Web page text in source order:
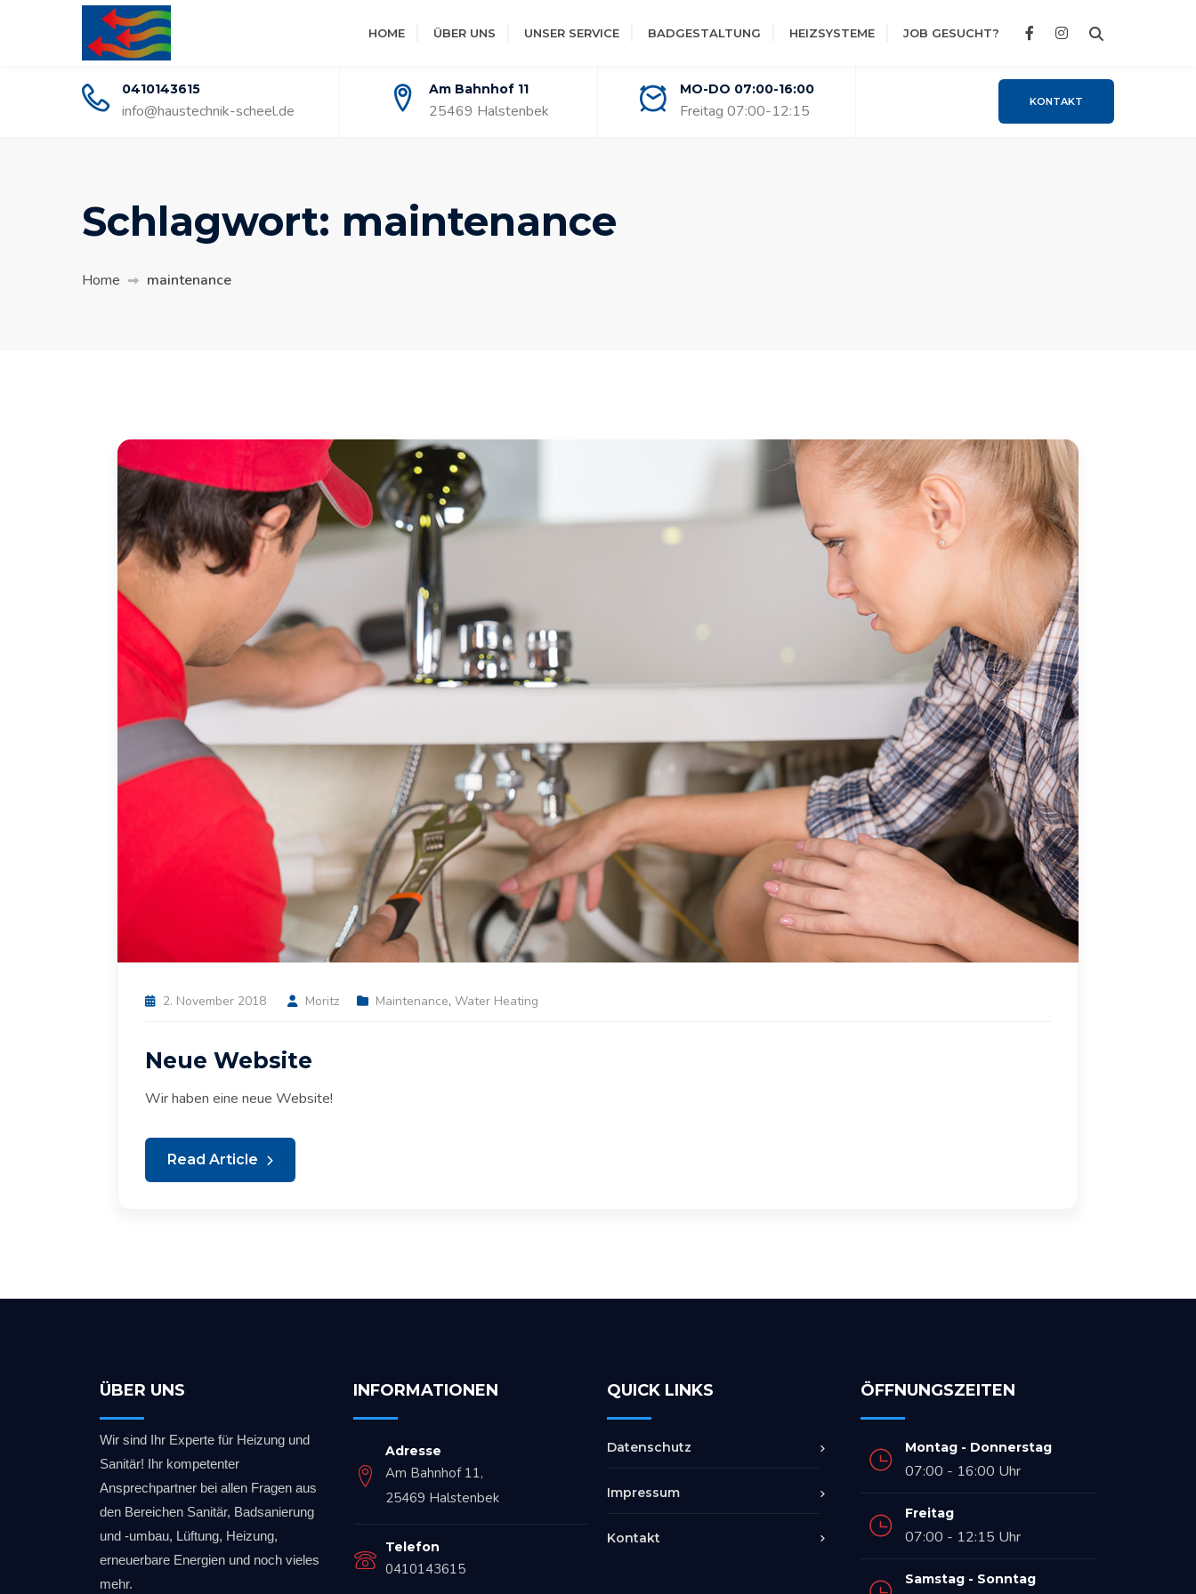
HOME ÜBER UNS UNSER SERVICE BADGESTALTUNG HEIZSYSTEME JOB GESUCHT?
0410143615
info@haustechnik-scheel.de
Am Bahnhof 11
25469 Halstenbek
MO-DO 07:00-16:00
Freitag 07:00-12:15 KONTAKT
Schlagwort: maintenance
Home maintenance
2. November 2018 Moritz Maintenance, Water Heating
Neue Website
Wir haben eine neue Website!
Read Article
ÜBER UNS
Wir sind Ihr Experte für Heizung und
Sanitär! Ihr kompetenter
Ansprechpartner bei allen Fragen aus
den Bereichen Sanitär, Badsanierung
und -umbau, Lüftung, Heizung,
erneuerbare Energien und noch vieles
mehr.
INFORMATIONEN
Adresse
Am Bahnhof 11,
25469 Halstenbek
Telefon
0410143615
QUICK LINKS
Datenschutz
Impressum
Kontakt
ÖFFNUNGSZEITEN
Montag - Donnerstag
07:00 - 16:00 Uhr
Freitag
07:00 - 12:15 Uhr
Samstag - Sonntag